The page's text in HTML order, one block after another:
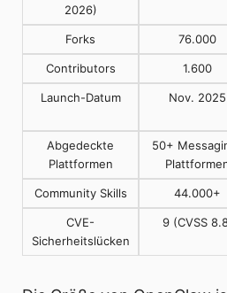
2026)
Forks 76.000
Contributors 1.600
Launch-Datum Nov. 2025
Abgedeckte
Plattformen
50+
Community Skills 44.000+
CVE-
Sicherheitslücken
9 (CVSS